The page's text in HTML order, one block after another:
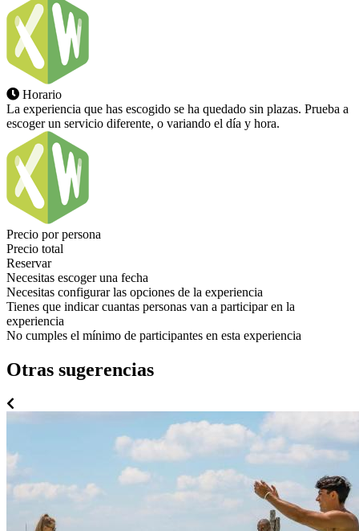
Horario
La experiencia que has escogido se ha quedado sin plazas. Prueba a
escoger un servicio diferente, o variando el día y hora.
Precio por persona
Precio total
Reservar
Necesitas escoger una fecha
Necesitas configurar las opciones de la experiencia
Tienes que indicar cuantas personas van a participar en la
experiencia
No cumples el mínimo de participantes en esta experiencia
Otras sugerencias